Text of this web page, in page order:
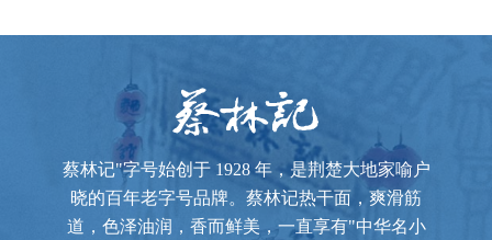
蔡林记"字号始创于 1928 年，是荆楚大地家喻户
晓的百年老字号品牌。蔡林记热干面，爽滑筋
道，色泽油润，香而鲜美，一直享有"中华名小